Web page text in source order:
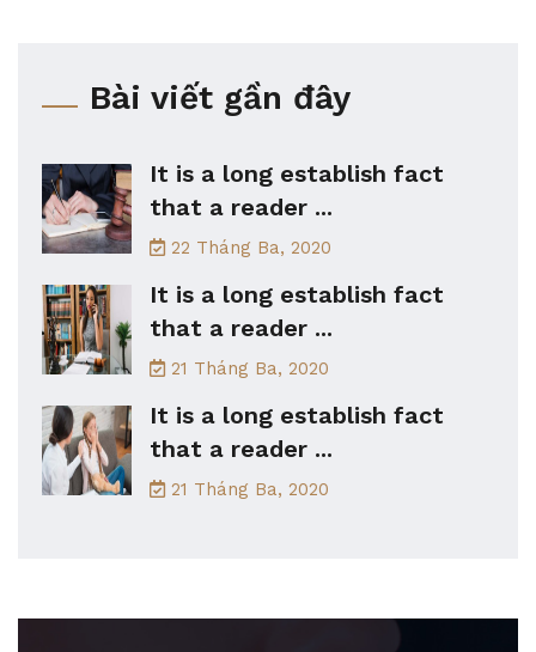
Bài viết gần đây
It is a long establish fact
that a reader ...
22 Tháng Ba, 2020
It is a long establish fact
that a reader ...
21 Tháng Ba, 2020
It is a long establish fact
that a reader ...
21 Tháng Ba, 2020